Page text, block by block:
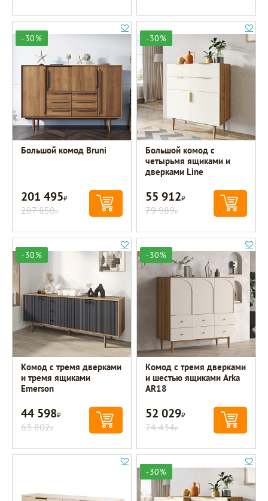
-30%
Большой комод Bruni
201 495Р
287 850Р
-30%
Большой комод с
четырьмя ящиками и
дверками Line
55 912Р
79 989Р
-30%
Комод с тремя дверками
и тремя ящиками
Emerson
44 598Р
63 802Р
-30%
Комод с тремя дверками
и шестью ящиками Arka
AR18
52 029Р
74 434Р
-30%